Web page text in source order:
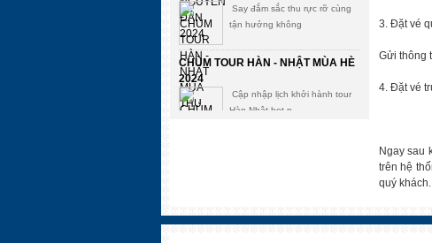
Say đắm sắc thu rực rỡ cùng
tận hưởng không
CHÙM TOUR HÀN - NHẬT MÙA HÈ
2024
Cập nhập lịch khởi hành tour
Hàn Nhật hot n
Bùng khuyến mại tour mùa hè 2023
3. Đặt vé
Gửi thông
4. Đặt vé
Ngay sau
trên hệ
quý khách.